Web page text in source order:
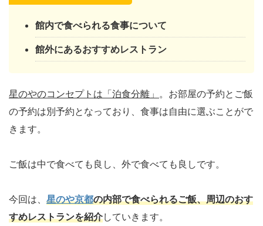
館内で食べられる食事について
館外にあるおすすめレストラン
星のやのコンセプトは 「泊食分離」 。お部屋の予約とご飯
の予約は別予約となっており、食事は自由に選ぶことがで
きます。
ご飯は中で食べても良し、外で食べても良しです。
今回は、 星のや京都の内部で食べられるご飯、周辺のおす
すめレストランを紹介していきます。